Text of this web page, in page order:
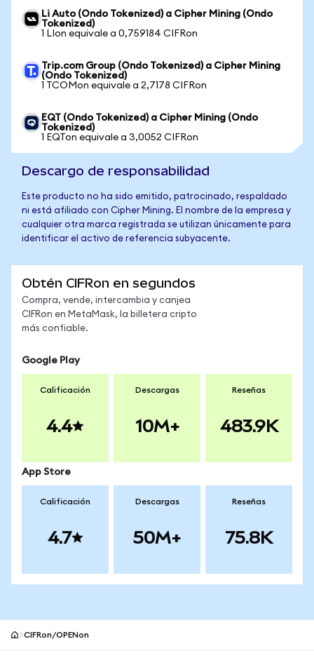
Li Auto (Ondo Tokenized) a Cipher Mining (Ondo
Tokenized)
1 LIon equivale a 0,759184 CIFRon
Trip.com Group (Ondo Tokenized) a Cipher Mining
(Ondo Tokenized)
1 TCOMon equivale a 2,7178 CIFRon
EQT (Ondo Tokenized) a Cipher Mining (Ondo
Tokenized)
1 EQTon equivale a 3,0052 CIFRon
Descargo de responsabilidad
Este producto no ha sido emitido, patrocinado, respaldado
ni está afiliado con Cipher Mining. El nombre de la empresa y
cualquier otra marca registrada se utilizan únicamente para
identificar el activo de referencia subyacente.
Obtén CIFRon en segundos
Compra, vende, intercambia y canjea
CIFRon en MetaMask, la billetera cripto
más confiable.
Google Play
Calificación
4.4
Descargas
10M+
Reseñas
483.9K
App Store
Calificación
4.7
Descargas
50M+
Reseñas
75.8K
CIFRon/OPENon